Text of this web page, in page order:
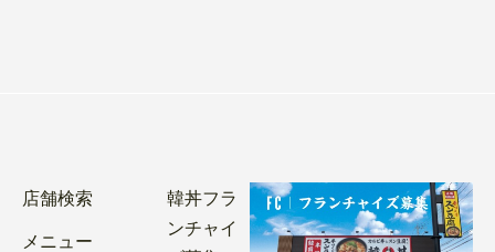
店舗検索
メニュー
韓丼フラ
ンチャイ